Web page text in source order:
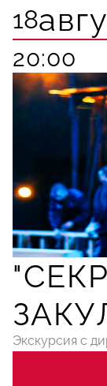
18
20:00
Экскурсия с